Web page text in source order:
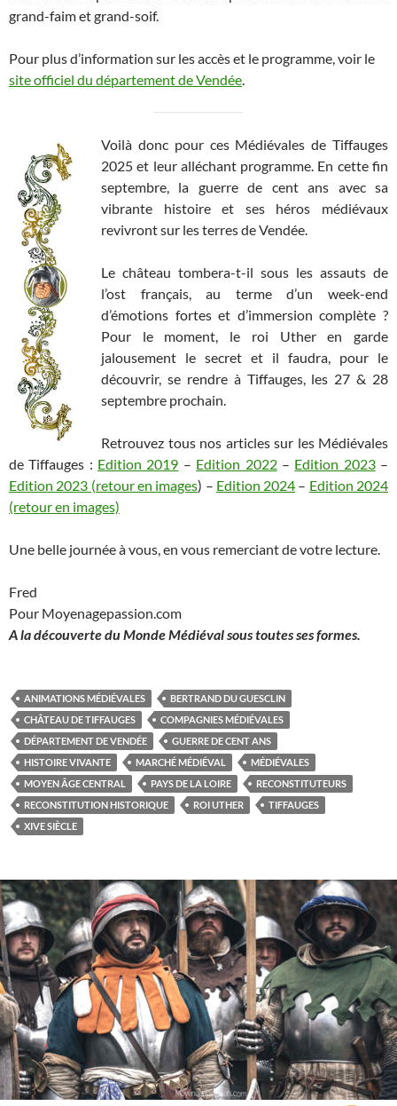
grand-faim et grand-soif.
Pour plus d’information sur les accès et le programme, voir le
site officiel du département de Vendée.
Voilà donc pour ces Médiévales de Tiffauges
2025 et leur alléchant programme. En cette fin
septembre, la guerre de cent ans avec sa
vibrante histoire et ses héros médiévaux
revivront sur les terres de Vendée.
Le château tombera-t-il sous les assauts de
l’ost français, au terme d’un week-end
d’émotions fortes et d’immersion complète ?
Pour le moment, le roi Uther en garde
jalousement le secret et il faudra, pour le
découvrir, se rendre à Tiffauges, les 27 & 28
septembre prochain.
Retrouvez tous nos articles sur les Médiévales
de Tiffauges : Edition 2019 – Edition 2022– Edition 2023–
Edition 2023 (retour en images) – Edition 2024 – Edition 2024
(retour en images)
Une belle journée à vous, en vous remerciant de votre lecture.
Fred
Pour Moyenagepassion.com
A la découverte du Monde Médiéval sous toutes ses formes.
ANIMATIONS MÉDIÉVALES
BERTRAND DU GUESCLIN
CHÂTEAU DE TIFFAUGES
COMPAGNIES MÉDIÉVALES
DÉPARTEMENT DE VENDÉE
GUERRE DE CENT ANS
HISTOIRE VIVANTE
MARCHÉ MÉDIÉVAL
MÉDIÉVALES
MOYEN ÂGE CENTRAL
PAYS DE LA LOIRE
RECONSTITUTEURS
RECONSTITUTION HISTORIQUE
ROI UTHER
TIFFAUGES
XIVE SIÈCLE